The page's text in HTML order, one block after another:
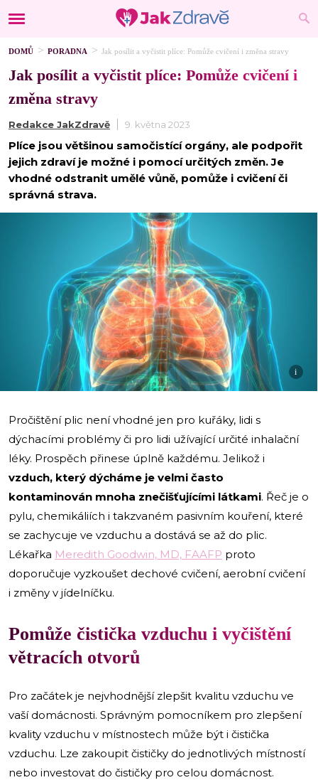
DOMŮ PORADNA Jak posílit a vyčistit plíce: Pomůže cvičení i změna stravy
Jak posílit a vyčistit plíce: Pomůže cvičení i
změna stravy
Redakce JakZdravě 9. května 2023
Plíce jsou většinou samočistící orgány, ale podpořit
jejich zdraví je možné i pomocí určitých změn. Je
vhodné odstranit umělé vůně, pomůže i cvičení či
správná strava.
i
Pročištění plic není vhodné jen pro kuřáky, lidi s
dýchacími problémy či pro lidi užívající určité inhalační
léky. Prospěch přinese úplně každému. Jelikož i
vzduch, který dýcháme je velmi často
kontaminován mnoha znečišťujícími látkami. Řeč je o
pylu, chemikáliích i takzvaném pasivním kouření, které
se zachycuje ve vzduchu a dostává se až do plic.
Lékařka Meredith Goodwin, MD, FAAFP proto
doporučuje vyzkoušet dechové cvičení, aerobní cvičení
i změny v jídelníčku.
Pomůže čistička vzduchu i vyčištění
větracích otvorů
Pro začátek je nejvhodnější zlepšit kvalitu vzduchu ve
vaší domácnosti. Správným pomocníkem pro zlepšení
kvality vzduchu v místnostech může být i čistička
vzduchu. Lze zakoupit čističky do jednotlivých místností
nebo investovat do čističky pro celou domácnost.